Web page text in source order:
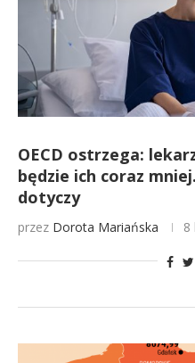
OECD ostrzega:
będzie ich coraz
dotyczy
przez Dorota Mariańska 8